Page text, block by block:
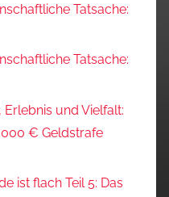
Tatsache:
Tatsache:
Erlebnis und Vielfalt:
€ Geldstrafe
ist flach Teil 5: Das